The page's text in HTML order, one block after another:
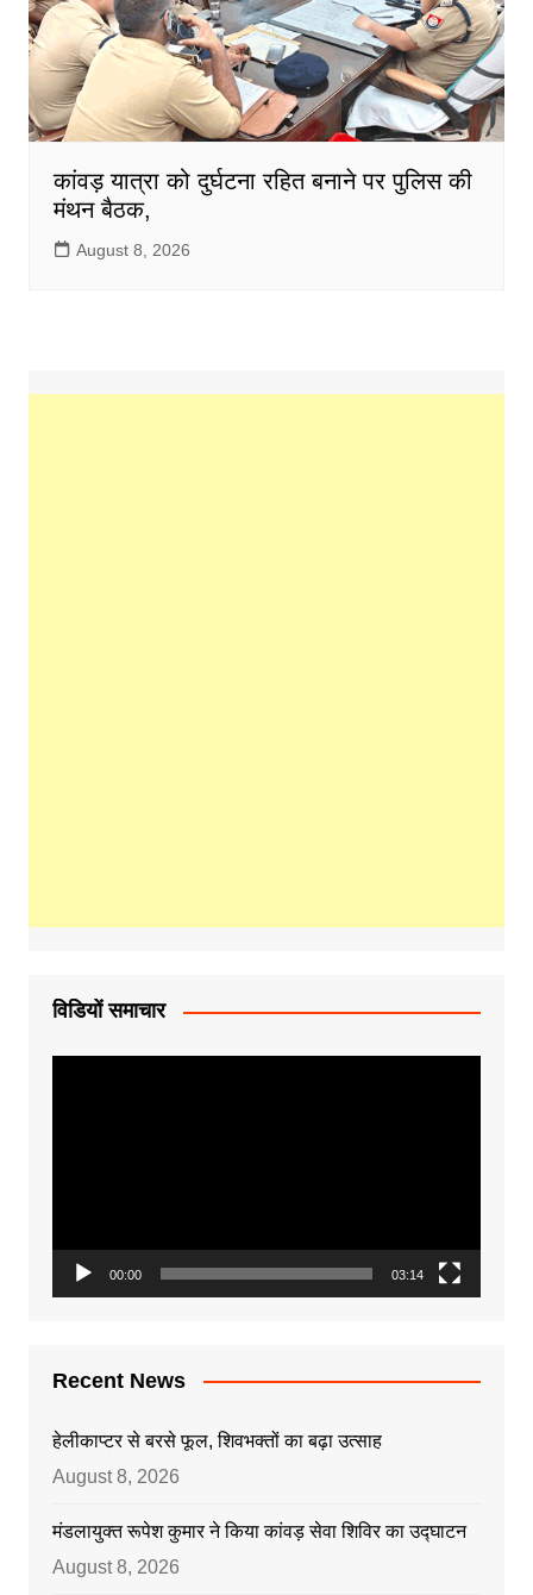
कांवड़ यात्रा को दुर्घटना रहित बनाने पर पुलिस की
मंथन बैठक,
August 8, 2026
विडियों समाचार
00:00 03:14
Recent News
हेलीकाप्टर से बरसे फूल, शिवभक्तों का बढ़ा उत्साह
August 8, 2026
मंडलायुक्त रूपेश कुमार ने किया कांवड़ सेवा शिविर का उद्घाटन
August 8, 2026